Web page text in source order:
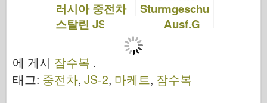
러시아 중전차
스탈린 JS3 –
Sturmgeschu
tz III Ausf.G
"핀란드 군대"
– 타미야
에 게시 잠수복 .
태그: 중전차, JS-2, 마케트, 잠수복